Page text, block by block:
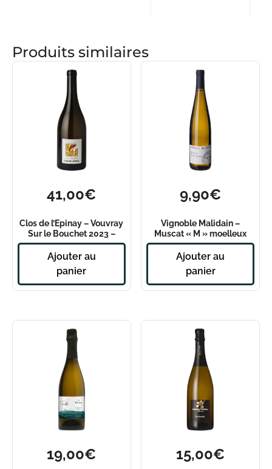
Produits similaires
41,00€
Clos de l’Epinay – Vouvray
Sur le Bouchet 2023 –
Magnum
Ajouter au
panier
9,90€
Vignoble Malidain –
Muscat « M » moelleux
Ajouter au
panier
19,00€ 15,00€